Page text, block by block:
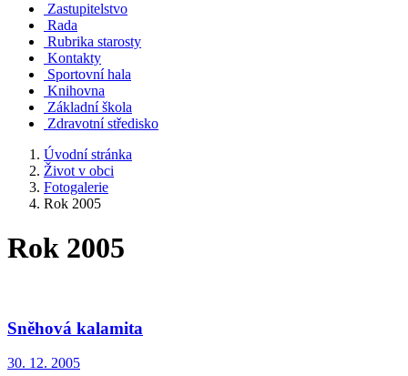
Zastupitelstvo
Rada
Rubrika starosty
Kontakty
Sportovní hala
Knihovna
Základní škola
Zdravotní středisko
Úvodní stránka
Život v obci
Fotogalerie
Rok 2005
Rok 2005
Sněhová kalamita
30. 12. 2005